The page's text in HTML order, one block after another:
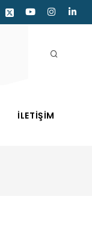
İLETİŞİM